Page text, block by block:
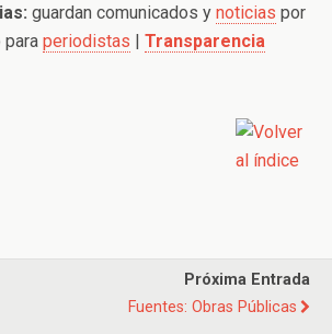
guardan comunicados y noticias por
para periodistas | Transparencia
Próxima Entrada
Fuentes: Obras Públicas